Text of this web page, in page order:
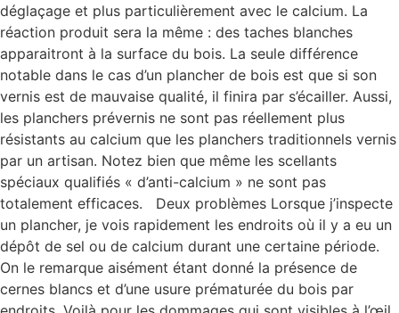
déglaçage et plus particulièrement avec le calcium. La
réaction produit sera la même : des taches blanches
apparaitront à la surface du bois. La seule différence
notable dans le cas d’un plancher de bois est que si son
vernis est de mauvaise qualité, il finira par s’écailler. Aussi,
les planchers prévernis ne sont pas réellement plus
résistants au calcium que les planchers traditionnels vernis
par un artisan. Notez bien que même les scellants
spéciaux qualifiés « d’anti-calcium » ne sont pas
totalement efficaces. Deux problèmes Lorsque j’inspecte
un plancher, je vois rapidement les endroits où il y a eu un
dépôt de sel ou de calcium durant une certaine période.
On le remarque aisément étant donné la présence de
cernes blancs et d’une usure prématurée du bois par